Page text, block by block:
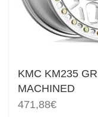
KMC KM235
MACHINED
471,88€